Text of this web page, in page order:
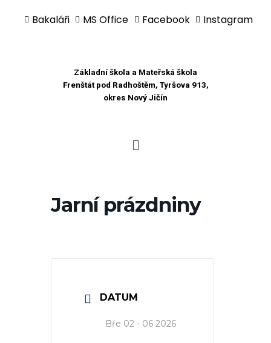
Bakaláři MS Office Facebook Instagram
Základní škola a Mateřská škola
Frenštát pod Radhoštěm, Tyršova 913,
okres Nový Jičín
Jarní prázdniny
DATUM
Bře 02 - 06 2026